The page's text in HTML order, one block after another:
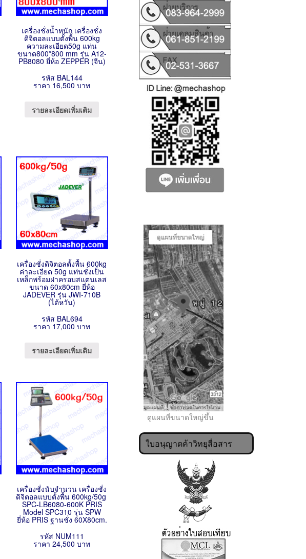
เครื่องชั่งน้ำหนัก เครื่องชั่ง
ดิจิตอลแบบตั้งพื้น 600kg
ความละเอียด50g แท่น
ขนาด800*800 mm รุ่น A12-
PB8080 ยี่ห้อ ZEPPER (จีน)
รหัส BAL144
ราคา 16,500 บาท
รายละเอียดเพิ่มเติม
เครื่องชั่งดิจิตอลตั้งพื้น 600kg
ค่าละเอียด 50g แท่นชั่งเป็น
เหล็กพร้อมฝาครอบสแตนเลส
ขนาด 60x80cm ยี่ห้อ
JADEVER รุ่น JWI-710B
(ไต้หวัน)
รหัส BAL694
ราคา 17,000 บาท
รายละเอียดเพิ่มเติม
เครื่องชั่งนับจำนวน เครื่องชั่ง
ดิจิตอลแบบตั้งพื้น 600kg/50g
SPC-LB6080-600K PRIS
Model SPC310 รุ่น SPW
ยี่ห้อ PRIS ฐานชั่ง 60X80cm.
รหัส NUM111
ราคา 24,500 บาท
ดูแผนที่ขนาดใหญ่ขึ้น
ใบอนุญาตค้าวิทยุสื่อสาร